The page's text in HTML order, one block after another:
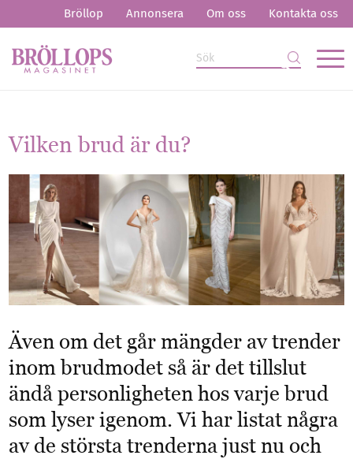
Bröllop Annonsera Om oss Kontakta oss
Vilken brud är du?
Även om det går mängder av trender
inom brudmodet så är det tillslut
ändå personligheten hos varje brud
som lyser igenom. Vi har listat några
av de största trenderna just nu och